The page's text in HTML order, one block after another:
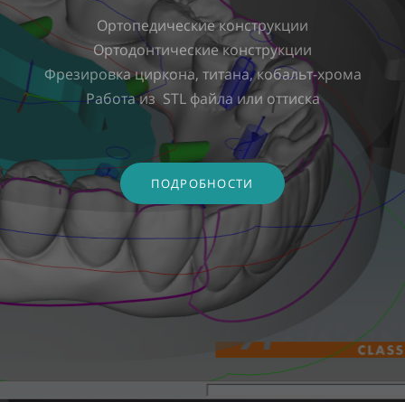
Ортопедические конструкции
Ортодонтические конструкции
Фрезировка циркона, титана, кобальт-хрома
Работа из STL файла или оттиска
ПОДРОБНОСТИ